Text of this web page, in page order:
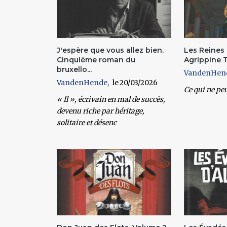
J'espère que vous allez bien.
Cinquième roman du
bruxello...
VandenHende
20/03/2026
« Il », écrivain en mal de succès,
devenu riche par héritage,
solitaire et désenc
Les
Agrippine
Ce qui ne